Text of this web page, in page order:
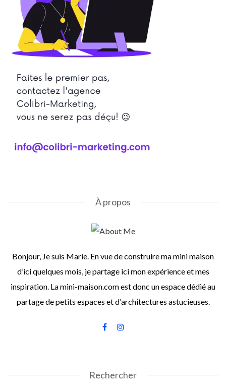
À propos
Bonjour, Je suis Marie. En vue de construire ma mini maison
d’ici quelques mois, je partage ici mon expérience et mes
inspiration. La mini-maison.com est donc un espace dédié au
partage de petits espaces et d'architectures astucieuses.
Rechercher